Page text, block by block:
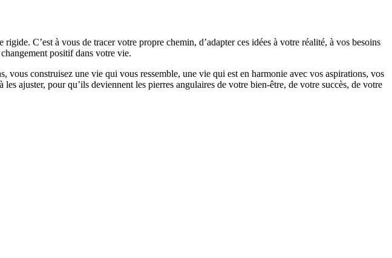
C’est à vous de tracer votre propre chemin, d’adapter ces idées à votre réalité, à vos besoins
positif dans votre vie.
vous construisez une vie qui vous ressemble, une vie qui est en harmonie avec vos aspirations, vos
ajuster, pour qu’ils deviennent les pierres angulaires de votre bien-être, de votre succès, de votre